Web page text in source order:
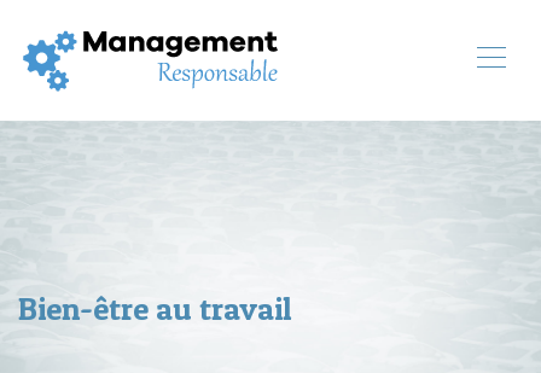
Bien-être au travail